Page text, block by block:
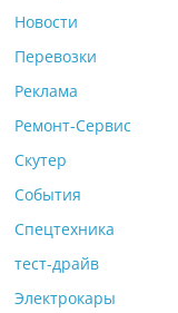
Новости
Перевозки
Реклама
Ремонт-Сервис
Скутер
События
Спецтехника
тест-драйв
Электрокары